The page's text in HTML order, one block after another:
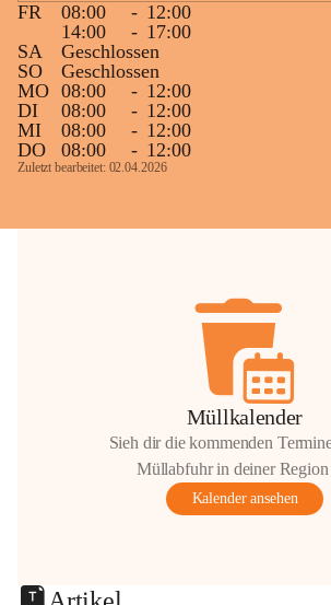
FR
08:00 - 12:00
14:00
- 17:00
SA
Geschlossen
SO
Geschlossen
MO 08:00 - 12:00
DI
08:00 - 12:00
MI
08:00 - 12:00
DO
08:00 - 12:00
Zuletzt bearbeitet: 02.04.2026
Müllkalender
Sieh dir die kommenden
Müllabfuhr in deiner Region
Kalender ansehen